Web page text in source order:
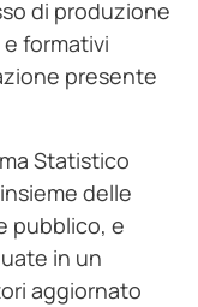
di produzione
formativi
presente
Statistico
delle
pubblico, e
in un
aggiornato